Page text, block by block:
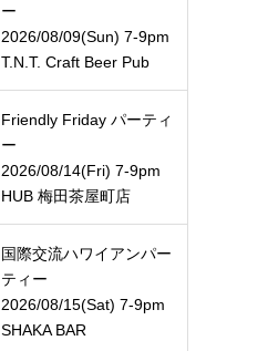
ー
2026/08/09(Sun) 7-9pm
T.N.T. Craft Beer Pub
Friendly Friday パーティ
ー
2026/08/14(Fri) 7-9pm
HUB 梅田茶屋町店
国際交流ハワイアンパー
ティー
2026/08/15(Sat) 7-9pm
SHAKA BAR